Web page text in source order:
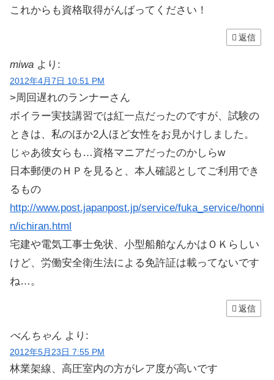
これからも資格取得がんばってください！
返信
miwa より:
2012年4月7日 10:51 PM
>周回遅れのランナーさん
ボイラー実技講習では紅一点だったのですが、試験の
ときは、私のほか2人ほど女性をお見かけしました。
じゃあ彼女らも…資格マニアだったのかしらw
日本郵便のＨＰを見ると、本人確認としてご利用でき
るもの
http://www.post.japanpost.jp/service/fuka_service/honni
n/ichiran.html
宅建や電気工事士免状、小型船舶なんかはＯＫらしい
けど、労働安全衛生法による免許証は載ってないです
ね…。
返信
べんちゃん より:
2012年5月23日 7:55 PM
林業架線、高圧室内の方がレア度が高いです